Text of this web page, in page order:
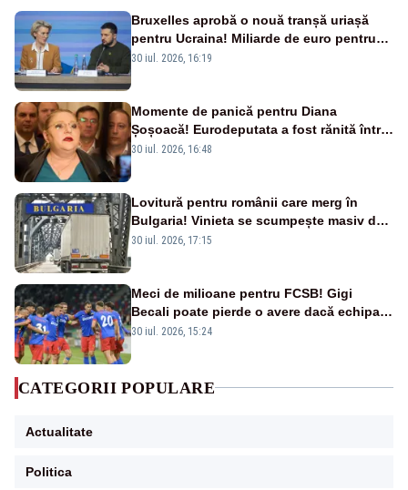
Bruxelles aprobă o nouă tranșă uriașă
pentru Ucraina! Miliarde de euro pentru
armament și apărare
30 iul. 2026, 16:19
Momente de panică pentru Diana
Șoșoacă! Eurodeputata a fost rănită într-
un accident rutier
30 iul. 2026, 16:48
Lovitură pentru românii care merg în
Bulgaria! Vinieta se scumpește masiv de
la 1 august
30 iul. 2026, 17:15
Meci de milioane pentru FCSB! Gigi
Becali poate pierde o avere dacă echipa
este eliminată de FK Auda
30 iul. 2026, 15:24
CATEGORII POPULARE
Actualitate
Politica